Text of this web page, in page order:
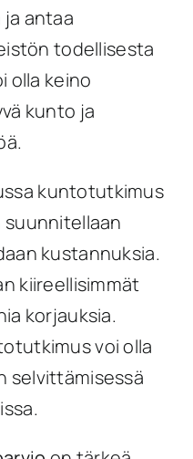
antaa
todellisesta
olla keino
kunto ja
kuntotutkimus
kustannuksia.
kiireellisimmät
korjauksia.
voi olla
selvittämisessä